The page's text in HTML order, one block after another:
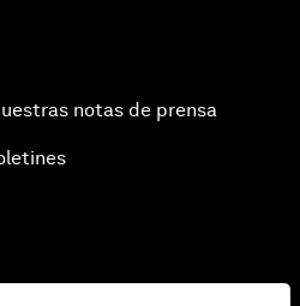
notas de prensa